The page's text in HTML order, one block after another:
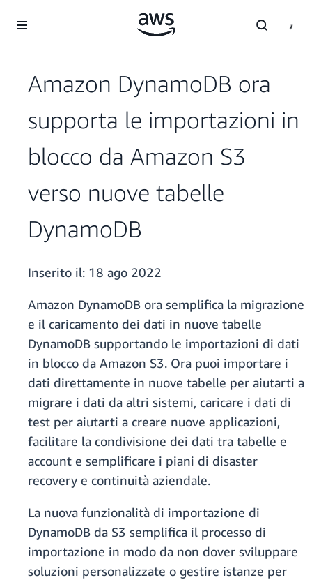
Amazon DynamoDB ora
supporta le importazioni in
blocco da Amazon S3
verso nuove tabelle
DynamoDB
Inserito il: 18 ago 2022
Amazon DynamoDB ora semplifica la migrazione
e il caricamento dei dati in nuove tabelle
DynamoDB supportando le importazioni di dati
in blocco da Amazon S3. Ora puoi importare i
dati direttamente in nuove tabelle per aiutarti a
migrare i dati da altri sistemi, caricare i dati di
test per aiutarti a creare nuove applicazioni,
facilitare la condivisione dei dati tra tabelle e
account e semplificare i piani di disaster
recovery e continuità aziendale.
La nuova funzionalità di importazione di
DynamoDB da S3 semplifica il processo di
importazione in modo da non dover sviluppare
soluzioni personalizzate o gestire istanze per